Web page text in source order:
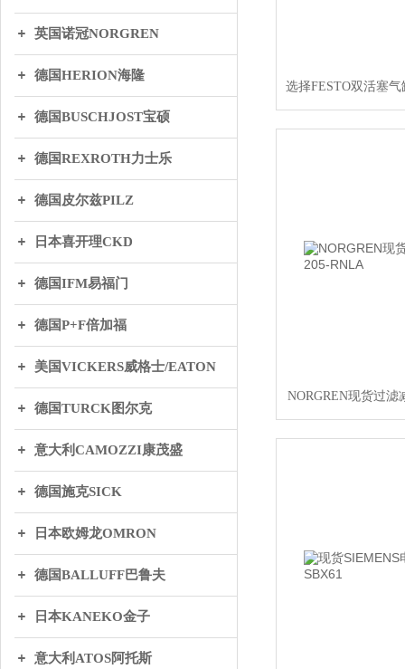
英国诺冠NORGREN
德国HERION海隆
德国BUSCHJOST宝硕
德国REXROTH力士乐
德国皮尔兹PILZ
日本喜开理CKD
德国IFM易福门
德国P+F倍加福
美国VICKERS威格士/EATON
德国TURCK图尔克
意大利CAMOZZI康茂盛
德国施克SICK
日本欧姆龙OMRON
德国BALLUFF巴鲁夫
日本KANEKO金子
意大利ATOS阿托斯
NORGREN现货过滤